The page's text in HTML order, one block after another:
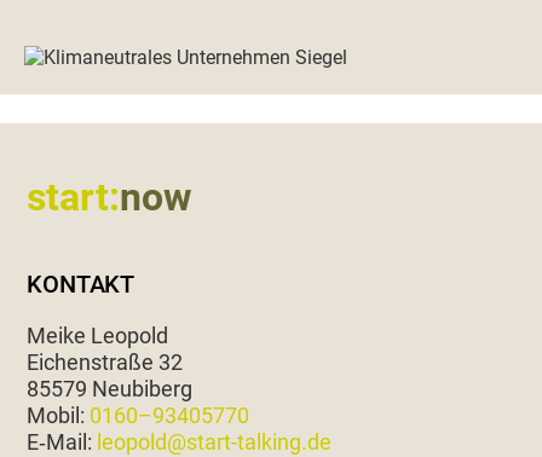
start:now
KONTAKT
Meike Leopold
Eichen­straße 32
85579 Neubiberg
Mobil: 0160–93405770
E‑Mail: leopold@start-talking.de